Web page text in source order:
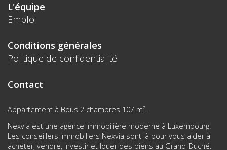
L'équipe
Emploi
Conditions générales
Politique de confidentialité
Contact
Appartement à Bous 2 chambres 107 m².
Nexvia est une agence immobilière moderne à Luxembourg.
Les conseillers immobiliers Nexvia sont là pour vous aider à
acheter, vendre, investir et louer des biens au Grand-Duché.